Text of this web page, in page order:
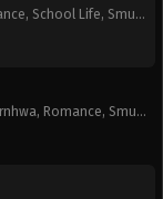
, School Life, Smut,
, Romance, Smut,